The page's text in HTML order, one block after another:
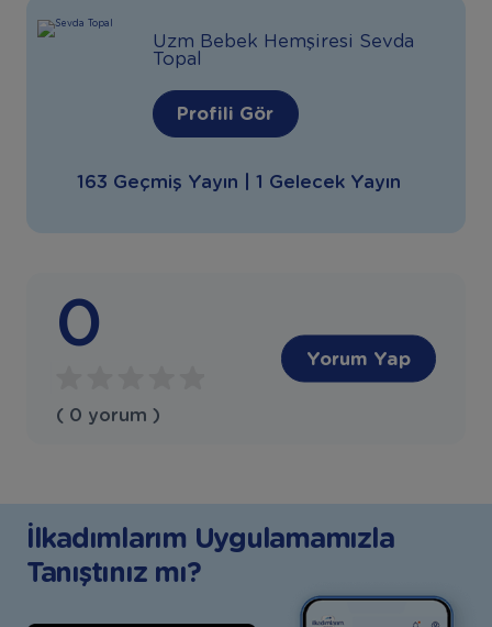
Uzm Bebek Hemşiresi Sevda
Topal
Profili Gör
163 Geçmiş Yayın | 1 Gelecek Yayın
0
( 0 yorum )
Yorum Yap
İlkadımlarım Uygulamamızla
Tanıştınız mı?